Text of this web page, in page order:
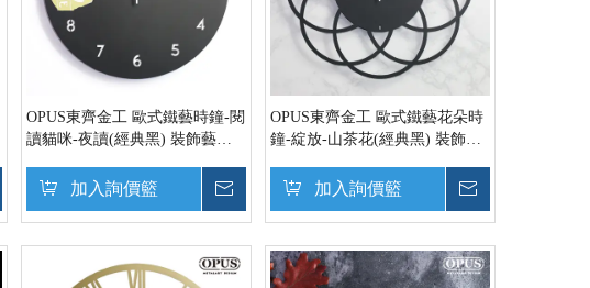
OPUS東齊金工 歐式鐵藝時鐘-閱
讀貓咪-夜讀(經典黑) 裝飾藝術
rc22B
加入詢價籃
OPUS東齊金工 歐式鐵藝花朵時
鐘-綻放-山茶花(經典黑) 裝飾藝
CL-fl16B加入詢價籃